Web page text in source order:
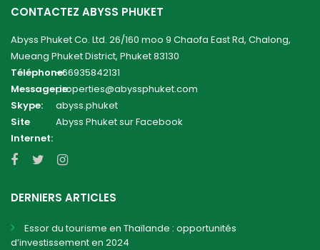
CONTACTEZ ABYSS PHUKET
Abyss Phuket Co. Ltd. 26/160 moo 9 Chaofa East Rd, Chalong,
Mueang Phuket District, Phuket 83130
Téléphone:+66935842131
Messagerie:properties@abyssphuket.com
Skype:
abyss.phuket
Site
Internet:
Abyss Phuket sur Facebook
DERNIERS ARTICLES
Essor du tourisme en Thaïlande : opportunités
d’investissement en 2024